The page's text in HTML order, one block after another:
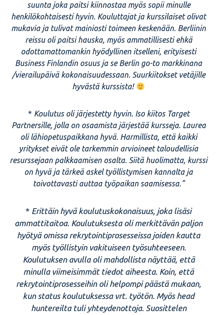
suunta joka paitsi kiinnostaa myös sopii minulle
henkilökohtaisesti hyvin. Kouluttajat ja kurssilaiset olivat
mukavia ja tulivat mainiosti toimeen keskenään. Berliinin
reissu oli paitsi hauska, myös ammatillisesti ehkä
odottamattomankin hyödyllinen itselleni, erityisesti
Business Finlandin osuus ja se Berlin go-to markkinana
/vierailupäivä kokonaisuudessaan. Suurkiitokset vetäjille
hyvästä kurssista!
* Koulutus oli järjestetty hyvin. Iso kiitos Target
Partnersille, jolla on osaamista järjestää kursseja. Laurea
oli lähiopetuspaikkana hyvä. Harmillista, että kaikki
yritykset eivät ole tarkemmin arvioineet taloudellisia
resurssejaan palkkaamisen osalta. Siitä huolimatta, kurssi
on hyvä ja tärkeä askel työllistymisen kannalta ja
toivottavasti auttaa työpaikan saamisessa.”
* Erittäin hyvä koulutuskokonaisuus, joka lisäsi
ammattitaitoa. Koulutuksesta oli merkittävän paljon
hyötyä omissa rekrytointiprosesseissa joiden kautta
myös työllistyin vakituiseen työsuhteeseen.
Koulutuksen avulla oli mahdollista näyttää, että
minulla viimeisimmät tiedot aiheesta. Koin, että
rekrytointiprosesseihin oli helpompi päästä mukaan,
kun status koulutuksessa vrt. työtön. Myös head
huntereilta tuli yhteydenottoja. Suosittelen